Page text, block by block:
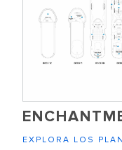
EXPLORA LOS